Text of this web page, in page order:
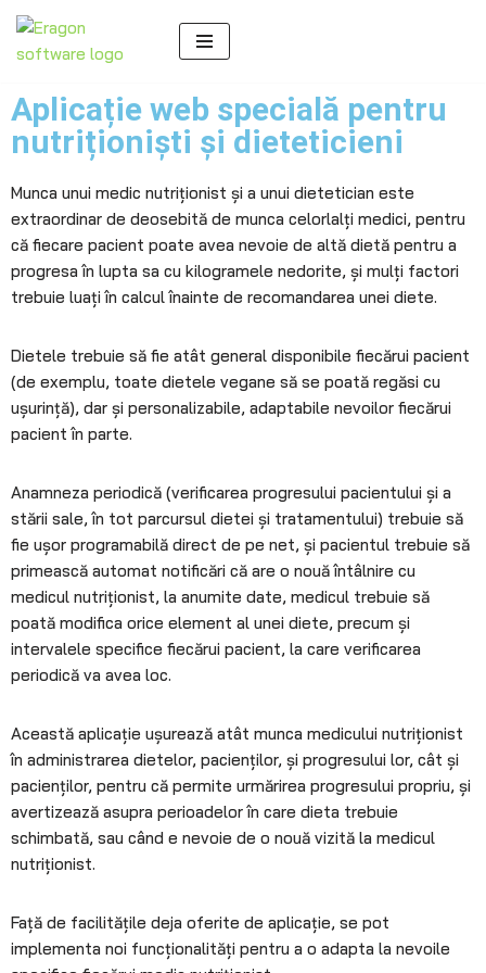
Sari
conținut
Aplicație web specială pentru
nutriționiști și dieteticieni
Munca unui medic nutriționist și a unui dietetician este
extraordinar de deosebită de munca celorlalți medici, pentru
că fiecare pacient poate avea nevoie de altă dietă pentru a
progresa în lupta sa cu kilogramele nedorite, și mulți factori
trebuie luați în calcul înainte de recomandarea unei diete.
Dietele trebuie să fie atât general disponibile fiecărui pacient
(de exemplu, toate dietele vegane să se poată regăsi cu
ușurință), dar și personalizabile, adaptabile nevoilor fiecărui
pacient în parte.
Anamneza periodică (verificarea progresului pacientului și a
stării sale, în tot parcursul dietei și tratamentului) trebuie să
fie ușor programabilă direct de pe net, și pacientul trebuie să
primească automat notificări că are o nouă întâlnire cu
medicul nutriționist, la anumite date, medicul trebuie să
poată modifica orice element al unei diete, precum și
intervalele specifice fiecărui pacient, la care verificarea
periodică va avea loc.
Această aplicație ușurează atât munca medicului nutriționist
în administrarea dietelor, pacienților, și progresului lor, cât și
pacienților, pentru că permite urmărirea progresului propriu, și
avertizează asupra perioadelor în care dieta trebuie
schimbată, sau când e nevoie de o nouă vizită la medicul
nutriționist.
Față de facilitățile deja oferite de aplicație, se pot
implementa noi funcționalități pentru a o adapta la nevoile